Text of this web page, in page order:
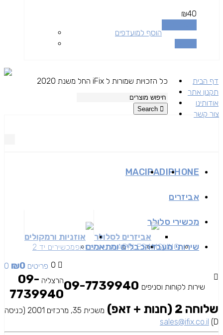
₪40
הוסף למועדפים
דף הבית
תקנון אתר
אודותינו
צור קשר
כל הזכויות שמורות ל iFix החל משנת 2020
IPHONE
IPAD
MAC
אביזרים
אביזרים לסלולר אוזניות ורמקולים
מכשירי סלולר
SAMSUNG
APPLEמכשירים זאפמכשירים יד 2 שירותי מעבדהכבלים ומתאמים
0 0 פריטים ₪0
Search
שירות לקוחות וסניפים
הרצליה 09-
7739940
שלוחה 2 (חנות + זאפ)
משכית 35, מרכזים 2001 (כניסה
D)
sales@ifix.co.il